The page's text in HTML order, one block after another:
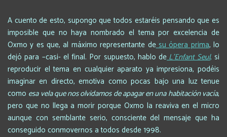
A cuento de esto, supongo que todos estaréis pensando que es
imposible que no haya nombrado el tema por excelencia de
Oxmo y es que, al máximo representante desu ópera prima, lo
dejó para –casi- el final. Por supuesto, hablo deL’Enfant Seul, si
reproducir el tema en cualquier aparato ya impresiona, podéis
imaginar en directo, emotiva como pocas bajo una luz tenue
como esa vela que nos olvidamos de apagar en una habitación vacía,
pero que no llega a morir porque Oxmo la reaviva en el micro
aunque con semblante serio, consciente del mensaje que ha
conseguido conmovernos a todos desde 1998.